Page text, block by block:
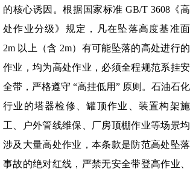
的核心诱因。根据国家标准 GB/T 3608《高
处作业分级》规定，凡在坠落高度基准面
2m 以上（含 2m）有可能坠落的高处进行的
作业，均为高处作业，必须全程规范系挂安
全带，严格遵守 “高挂低用” 原则。石油石化
行业的塔器检修、罐顶作业、装置构架施
工、户外管线维保、厂房顶棚作业等场景均
涉及大量高处作业，本条款是防范高处坠落
事故的绝对红线，严禁无安全带登高作业、